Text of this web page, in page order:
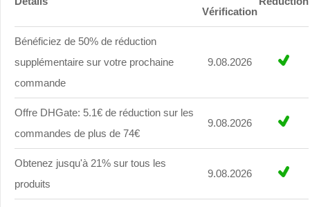
Vérification
Bénéficiez de 50% de réduction
supplémentaire sur votre prochaine
commande
9.08.2026
Offre DHGate: 5.1€ de réduction sur les
commandes de plus de 74€
9.08.2026
Obtenez jusqu'à 21% sur tous les
produits
9.08.2026